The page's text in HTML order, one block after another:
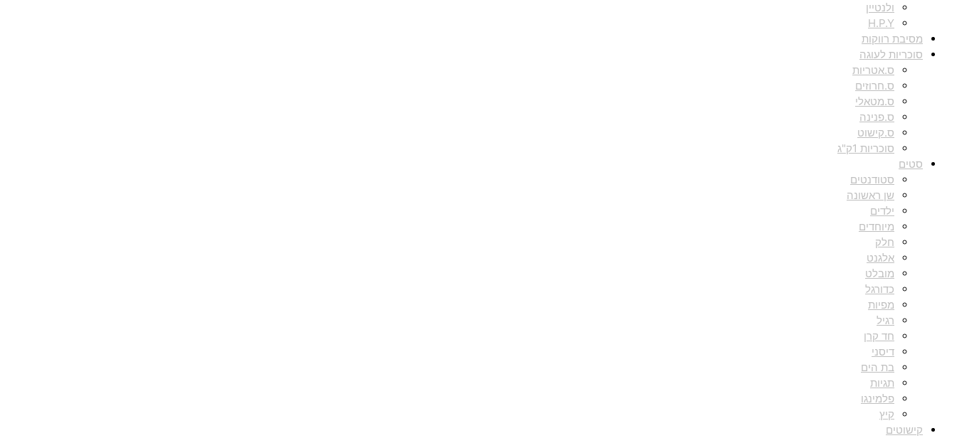
ולנטיין
H.P.Y
מסיבת רווקות
סוכריות לעוגה
ס.אטריות
ס.חרוזים
ס.מטאלי
ס.פנינה
ס.קישוט
סוכריות 1ק"ג
סטים
סטודנטים
שן ראשונה
ילדים
מיוחדים
חלק
אלגנט
מובלט
כדורגל
מפיות
רגיל
חד קרן
דיסני
בת הים
תגיות
פלמינגו
קיץ
קישוטים